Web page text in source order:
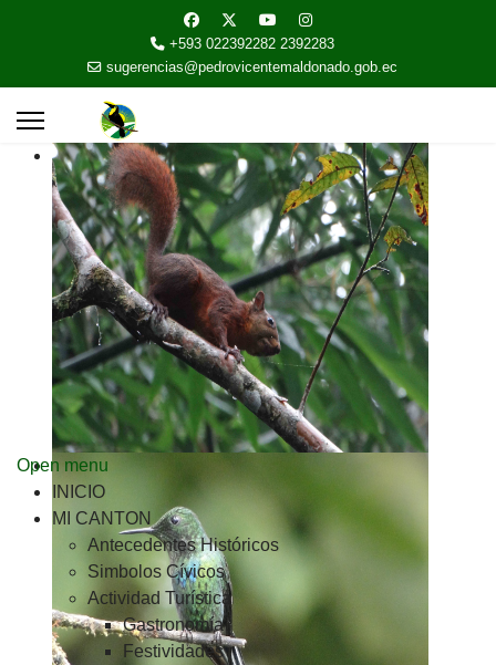
+593 022392282 2392283
sugerencias@pedrovicentemaldonado.gob.ec
Open menu
INICIO
MI CANTON
Antecedentes Históricos
Simbolos Cívicos
Actividad Turística
Gastronomía
Festividades